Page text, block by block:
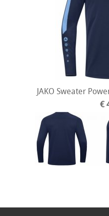
JAKO Sweater
€